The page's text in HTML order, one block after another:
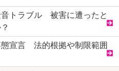
トラブル 被害に遭ったと
宣言 法的根拠や制限範囲